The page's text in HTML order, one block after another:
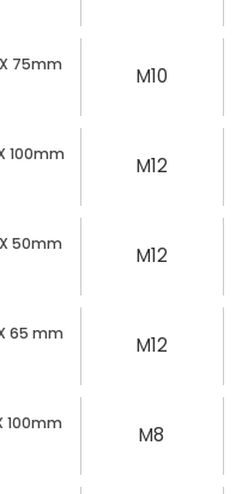
75mm
M10
100mm
M12
50mm
M12
65 mm
M12
100mm
M8